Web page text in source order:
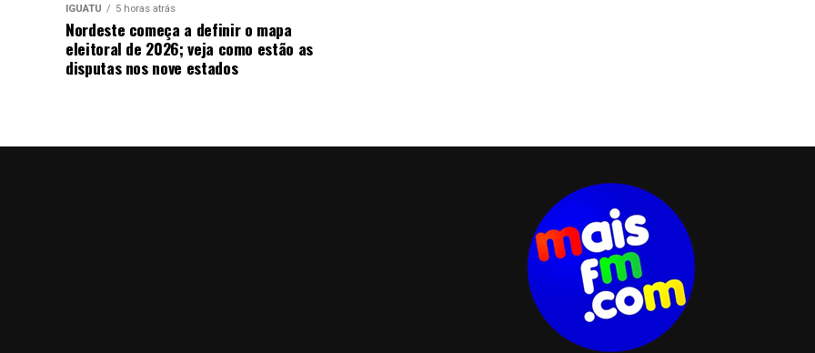
IGUATU 5 horas atrás
Nordeste começa a definir o mapa
eleitoral de 2026; veja como estão as
disputas nos nove estados